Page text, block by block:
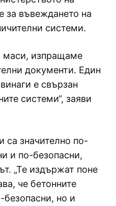
за въвеждането на
системи.
маси, изпращаме
документи. Един
е свързан
системи“, заяви
са значително по-
и по-безопасни,
„Те издържат поне
че бетонните
но и